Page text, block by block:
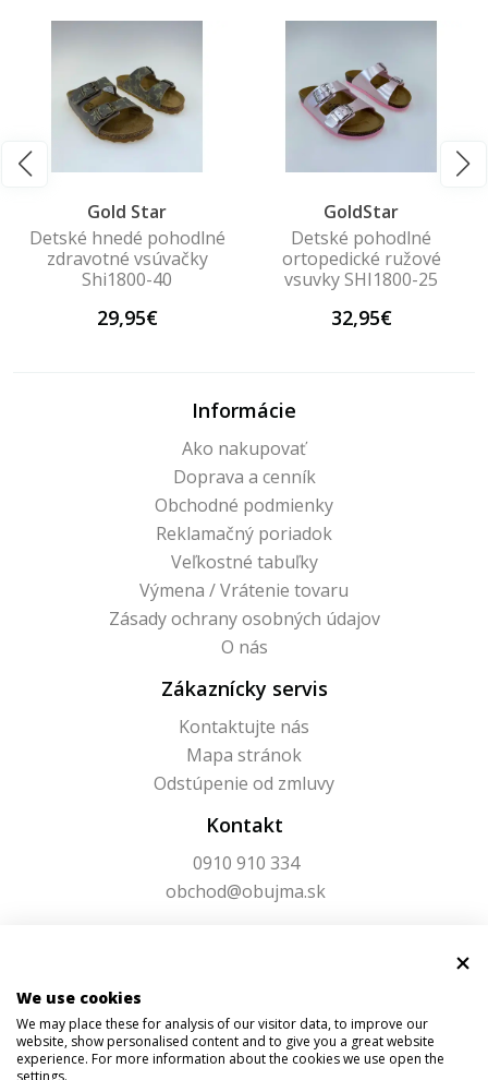
Gold Star
Detské hnedé pohodlné
zdravotné vsúvačky
Shi1800-40
29,95€
GoldStar
Detské pohodlné
ortopedické ružové
vsuvky SHI1800-25
32,95€
Informácie
Ako nakupovať
Doprava a cenník
Obchodné podmienky
Reklamačný poriadok
Veľkostné tabuľky
Výmena / Vrátenie tovaru
Zásady ochrany osobných údajov
O nás
Zákaznícky servis
Kontaktujte nás
Mapa stránok
Odstúpenie od zmluvy
Kontakt
0910 910 334
obchod@obujma.sk
We use cookies
We may place these for analysis of our visitor data, to improve our
website, show personalised content and to give you a great website
experience. For more information about the cookies we use open the
settings.